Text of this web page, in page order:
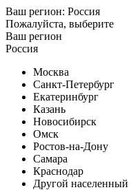
Ваш регион: Россия
Пожалуйста, выберите
Ваш регион
Россия
Москва
Санкт-Петербург
Екатеринбург
Казань
Новосибирск
Омск
Ростов-на-Дону
Самара
Краснодар
Другой населенный